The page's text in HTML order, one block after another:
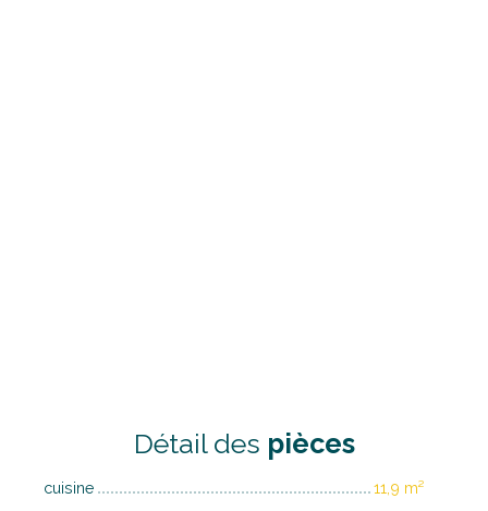
Détail des pièces
cuisine
11,9 m²